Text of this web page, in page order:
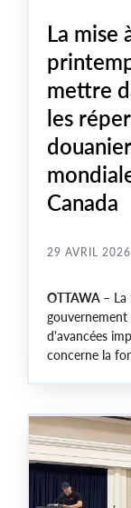
La mise
mettre
les
Canada
29 AVRIL 2026
OTTAWA –
d'avancées
concerne la
travailleuses
grande
avec les
dans le
l'abordabilité